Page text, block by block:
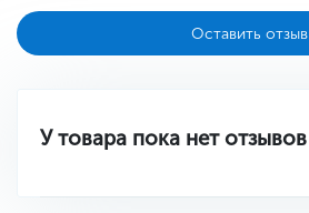
Оставить отзыв
У товара пока нет отзывов